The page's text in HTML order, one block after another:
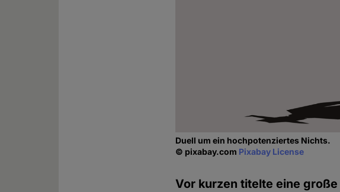
Duell um ein hochpotenziertes Nichts.
© pixabay.com Pixabay License
Vor kurzen titelte eine